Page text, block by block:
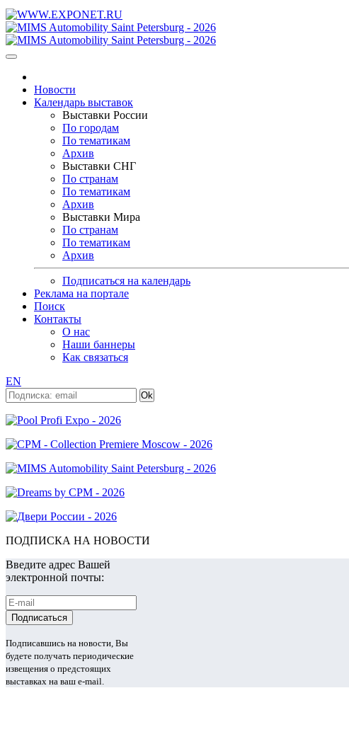
Новости
Календарь выставок
Выставки России
По городам
По тематикам
Архив
Выставки СНГ
По странам
По тематикам
Архив
Выставки Мира
По странам
По тематикам
Архив
Подписаться на календарь
Реклама на портале
Поиск
Контакты
О нас
Наши баннеры
Как связаться
EN
ПОДПИСКА НА НОВОСТИ
Введите адрес Вашей
электронной почты:
Подписавшись на новости, Вы
будете получать периодические
извещения о предстоящих
выставках на ваш e-mail.